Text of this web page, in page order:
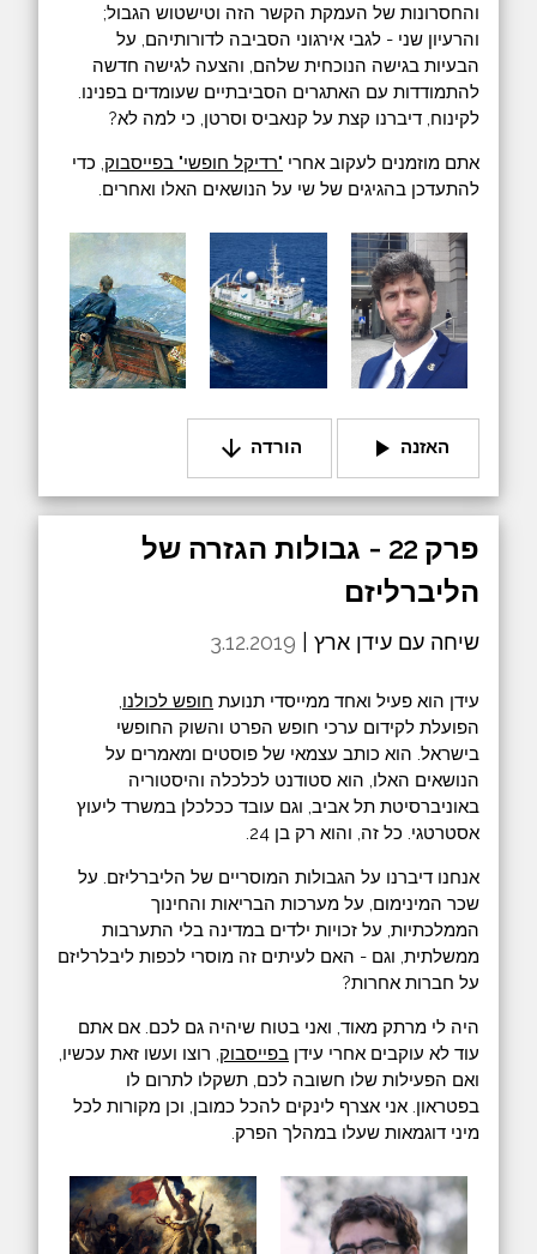
והחסרונות של העמקת הקשר הזה וטישטוש הגבול;
והרעיון שני - לגבי אירגוני הסביבה לדורותיהם, על
הבעיות בגישה הנוכחית שלהם, והצעה לגישה חדשה
להתמודדות עם האתגרים הסביבתיים שעומדים בפנינו.
לקינוח, דיברנו קצת על קנאביס וסרטן, כי למה לא?
אתם מוזמנים לעקוב אחרי "רדיקל חופשי" בפייסבוק , כדי
להתעדכן בהגיגים של שי על הנושאים האלו ואחרים.
האזנה play_arrow הורדה arrow_downward
פרק 22 - גבולות הגזרה של
הליברליזם
שיחה עם עידן ארץ | 3.12.2019
עידן הוא פעיל ואחד ממייסדי תנועת חופש לכולנו,
הפועלת לקידום ערכי חופש הפרט והשוק החופשי
בישראל. הוא כותב עצמאי של פוסטים ומאמרים על
הנושאים האלו, הוא סטודנט לכלכלה והיסטוריה
באוניברסיטת תל אביב, וגם עובד ככלכלן במשרד ליעוץ
אסטרטגי. כל זה, והוא רק בן 24.
אנחנו דיברנו על הגבולות המוסריים של הליברליזם. על
שכר המינימום, על מערכות הבריאות והחינוך
הממלכתיות, על זכויות ילדים במדינה בלי התערבות
ממשלתית, וגם - האם לעיתים זה מוסרי לכפות ליבלרליזם
על חברות אחרות?
היה לי מרתק מאוד, ואני בטוח שיהיה גם לכם. אם אתם
עוד לא עוקבים אחרי עידן בפייסבוק, רוצו ועשו זאת עכשיו,
ואם הפעילות שלו חשובה לכם, תשקלו לתרום לו
בפטראון. אני אצרף לינקים להכל כמובן, וכן מקורות לכל
מיני דוגמאות שעלו במהלך הפרק.